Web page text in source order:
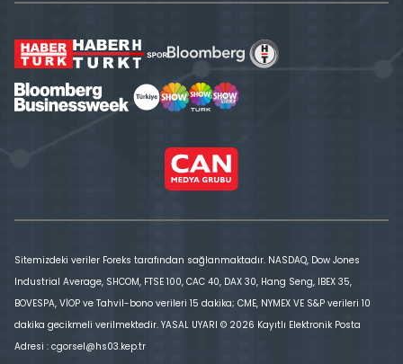
Sitemizdeki veriler Foreks tarafından sağlanmaktadır. NASDAQ, Dow Jones
Industrial Average, SHCOM, FTSE 100, CAC 40, DAX 30, Hang Seng, IBEX 35,
BOVESPA, VİOP ve Tahvil-bono verileri 15 dakika; CME, NYMEX VE S&P verileri 10
dakika gecikmeli verilmektedir. YASAL UYARI © 2026 Kayıtlı Elektronik Posta
Adresi : cgorsel@hs03.kep.tr